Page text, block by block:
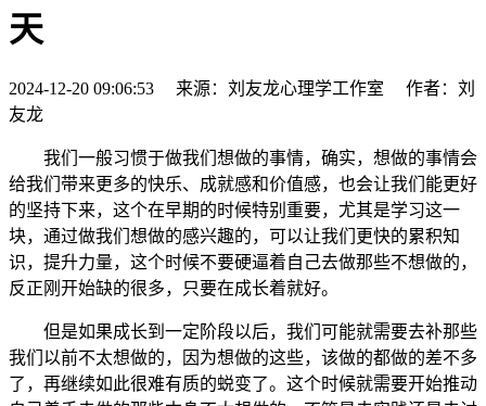
天
2024-12-20 09:06:53 来源：刘友龙心理学工作室 作者：刘
友龙
我们一般习惯于做我们想做的事情，确实，想做的事情会
给我们带来更多的快乐、成就感和价值感，也会让我们能更好
的坚持下来，这个在早期的时候特别重要，尤其是学习这一
块，通过做我们想做的感兴趣的，可以让我们更快的累积知
识，提升力量，这个时候不要硬逼着自己去做那些不想做的，
反正刚开始缺的很多，只要在成长着就好。
但是如果成长到一定阶段以后，我们可能就需要去补那些
我们以前不太想做的，因为想做的这些，该做的都做的差不多
了，再继续如此很难有质的蜕变了。这个时候就需要开始推动